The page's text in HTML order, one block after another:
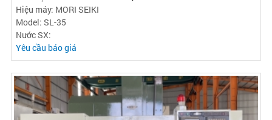
Hiệu máy: MORI SEIKI
Model: SL-35
Nước SX:
Yêu cầu báo giá